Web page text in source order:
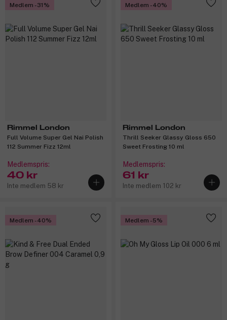
Medlem -31%
Rimmel London
Full Volume Super Gel Nai Polish
112 Summer Fizz 12ml
Medlemspris:
40 kr
Inte medlem 58 kr
Medlem -40%
Rimmel London
Thrill Seeker Glassy Gloss 650
Sweet Frosting 10 ml
Medlemspris:
61 kr
Inte medlem 102 kr
Medlem -40% Medlem -5%